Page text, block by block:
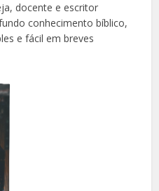
docente e escritor
conhecimento bíblico,
e fácil em breves